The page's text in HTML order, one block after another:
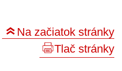
Na začiatok stránky
Tlač stránky